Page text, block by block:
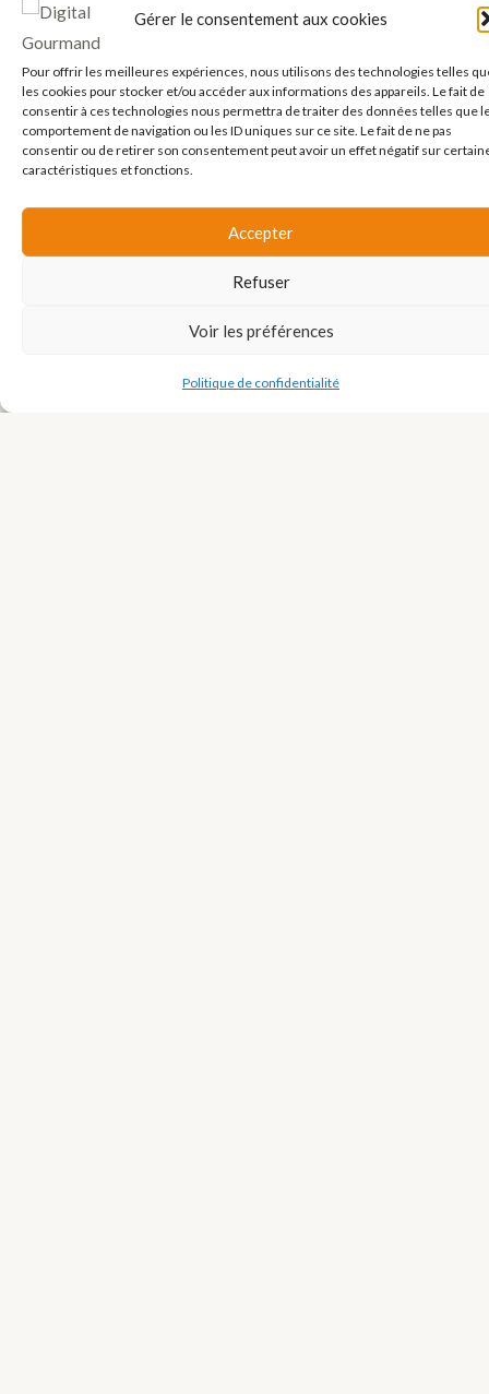
Gérer le consentement aux cookies
Pour offrir les meilleures expériences, nous utilisons des technologies telles
les cookies pour stocker et/ou accéder aux informations des appareils. Le fait de
consentir à ces technologies nous permettra de traiter des données telles que
comportement de navigation ou les ID uniques sur ce site. Le fait de ne pas
consentir ou de retirer son consentement peut avoir un effet négatif sur
caractéristiques et fonctions.
Accepter
Refuser
Voir les préférences
Politique de confidentialité